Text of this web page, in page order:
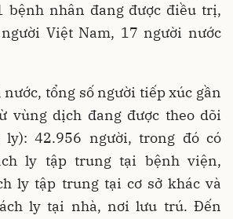
bệnh nhân đang được điều trị,
Việt Nam, 17 người nước
tổng số người tiếp xúc gần
vùng dịch đang được theo dõi
ly): 42.956 người, trong đó có
ly tập trung tại bệnh viện,
ly tập trung tại cơ sở khác và
ly tại nhà, nơi lưu trú. Đến